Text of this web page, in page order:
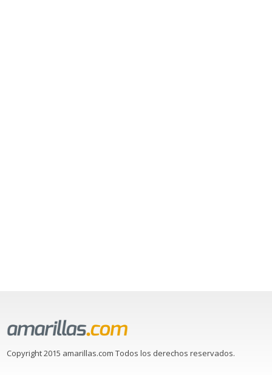
Copyright 2015 amarillas.com Todos los derechos reservados.